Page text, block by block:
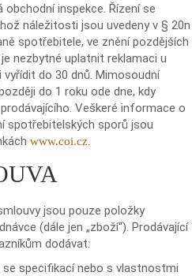
inspekce. Řízení se
náležitosti jsou uvedeny v § 20n
spotřebitele, ve znění pozdějších
nezbytné uplatnit reklamaci u
do 30 dnů. Mimosoudní
do 1 roku ode dne, kdy
Veškeré informace o
spotřebitelských sporů jsou
www.coi.cz
jsou pouze položky
(dále jen „zboží“). Prodávající
dodávat:
se specifikací nebo s vlastnostmi